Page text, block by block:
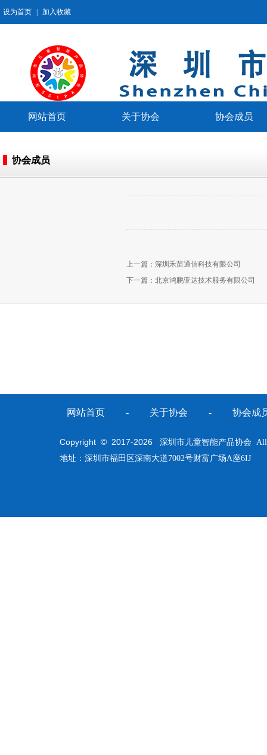
设为首页 加入收藏
网站首页 关于协会 协会成员
协会成员
上一篇： 深圳禾苗通信科技有限公司
下一篇： 北京鸿鹏亚达技术服务有限公司
网站首页 - 关于协会 - 协会成
Copyright © 2017-2026
深圳市儿童智能产品协会 All
地址：深圳市福田区深南大道7002号财富广场A座6IJ